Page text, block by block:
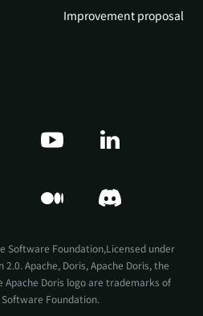
Improvement proposal
Software Foundation,Licensed under
2.0. Apache, Doris, Apache Doris, the
Apache Doris logo are trademarks of
Software Foundation.